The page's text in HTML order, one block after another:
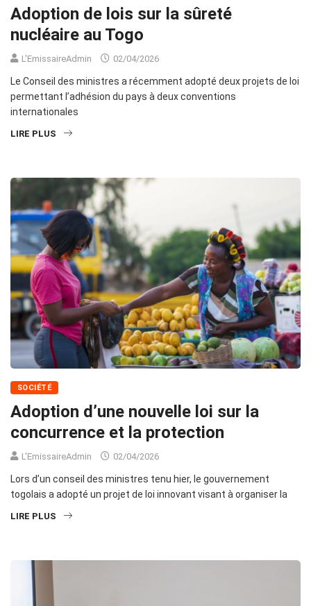
Adoption de lois sur la sûreté
nucléaire au Togo
L'EmissaireAdmin 02/04/2026
Le Conseil des ministres a récemment adopté deux projets de loi
permettant l’adhésion du pays à deux conventions
internationales
LIRE PLUS
SOCIÉTÉ
Adoption d’une nouvelle loi sur la
concurrence et la protection
L'EmissaireAdmin 02/04/2026
Lors d’un conseil des ministres tenu hier, le gouvernement
togolais a adopté un projet de loi innovant visant à organiser la
LIRE PLUS